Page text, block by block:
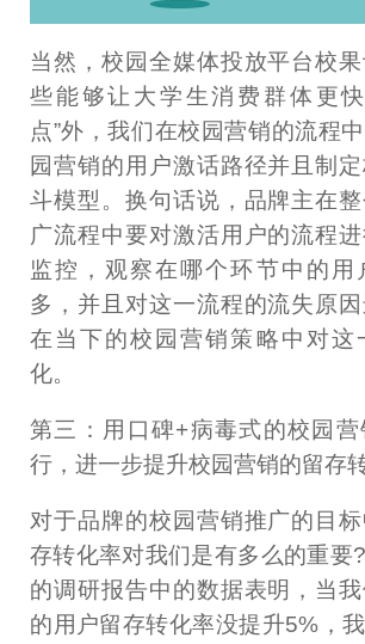
当然，校园全媒体投放平台校
些能够让大学生消费群体更
点”外，我们在校园营销的流程
园营销的用户激话路径并且制
斗模型。换句话说，品牌主在
广流程中要对激活用户的流程
监控，观察在哪个环节中的用
多，并且对这一流程的流失原
在当下的校园营销策略中对这
化。
第三：用口碑+病毒式的校园
行，进一步提升校园营销的留存
对于品牌的校园营销推广的目
存转化率对我们是有多么的重要
的调研报告中的数据表明，当
的用户留存转化率没提升5%，